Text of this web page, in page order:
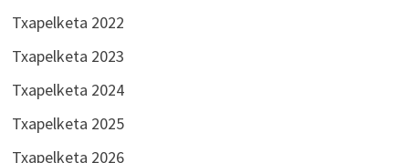
Txapelketa 2022
Txapelketa 2023
Txapelketa 2024
Txapelketa 2025
Txapelketa 2026